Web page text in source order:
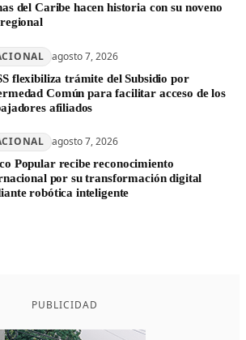
del Caribe hacen historia con su noveno
agosto 7, 2026
flexibiliza trámite del Subsidio por
Común para facilitar acceso de los
afiliados
agosto 7, 2026
Popular recibe reconocimiento
por su transformación digital
robótica inteligente
PUBLICIDAD